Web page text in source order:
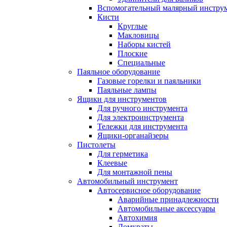
Вспомогательный малярный
Кисти
Круглые
Макловицы
Наборы кистей
Плоские
Специальные
Паяльное оборудование
Газовые горелки и паяльники
Паяльные лампы
Ящики для инструментов
Для ручного инструмента
Для электроинструмента
Тележки для инструмента
Ящики-органайзеры
Пистолеты
Для герметика
Клеевые
Для монтажной пены
Автомобильный инструмент
Автосервисное оборудование
Аварийные принадлежности
Автомобильные аксессуары
Автохимия